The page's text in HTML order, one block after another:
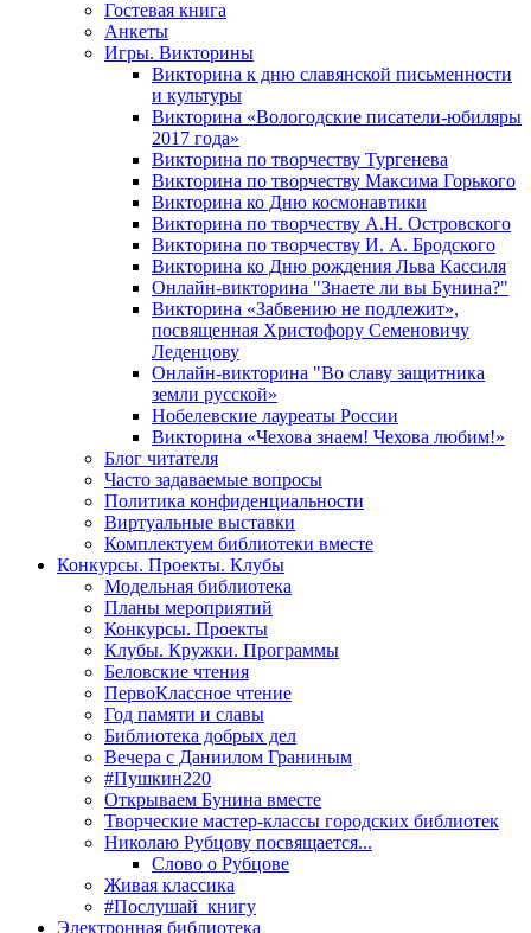
Гостевая книга
Анкеты
Игры. Викторины
Викторина к дню славянской письменности
и культуры
Викторина «Вологодские писатели-юбиляры
2017 года»
Викторина по творчеству Тургенева
Викторина по творчеству Максима Горького
Викторина ко Дню космонавтики
Викторина по творчеству А.Н. Островского
Викторина по творчеству И. А. Бродского
Викторина ко Дню рождения Льва Кассиля
Онлайн-викторина "Знаете ли вы Бунина?"
Викторина «Забвению не подлежит»,
посвященная Христофору Семеновичу
Леденцову
Онлайн-викторина "Во славу защитника
земли русской»
Нобелевские лауреаты России
Викторина «Чехова знаем! Чехова любим!»
Блог читателя
Часто задаваемые вопросы
Политика конфиденциальности
Виртуальные выставки
Комплектуем библиотеки вместе
Конкурсы. Проекты. Клубы
Модельная библиотека
Планы мероприятий
Конкурсы. Проекты
Клубы. Кружки. Программы
Беловские чтения
ПервоКлассное чтение
Год памяти и славы
Библиотека добрых дел
Вечера с Даниилом Граниным
#Пушкин220
Открываем Бунина вместе
Творческие мастер-классы городских библиотек
Николаю Рубцову посвящается...
Слово о Рубцове
Живая классика
#Послушай_книгу
Электронная библиотека